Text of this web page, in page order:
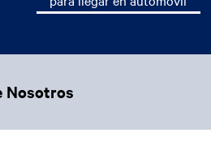
Nosotros